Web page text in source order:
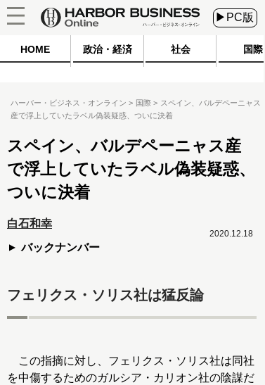
▶PC版
HOME 政治・経済 社会 国際
ハーバー・ビジネス・オンライン 国際
スペイン、バルデペーニャス
産で浮上していたラベル偽装疑惑、ついに決着
スペイン、バルデペーニャス産
で浮上していたラベル偽装疑惑、
ついに決着
白石和幸
バックナンバー
2020.12.18
フェリクス・ソリス社は猛反論
この指摘に対し、フェリクス・ソリス社は同社
を中傷するためのガルシア・カリオン社の陰謀だ